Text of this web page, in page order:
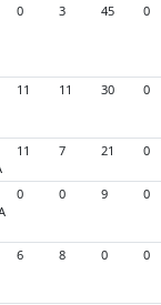
0 3 45 0
11 11 30 0
11 7 21 0
0 0 9 0
6 8 0 0